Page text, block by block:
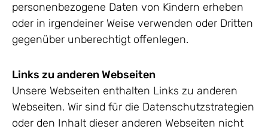
personenbezogene Daten von Kindern erheben
oder in irgendeiner Weise verwenden oder Dritten
gegenüber unberechtigt offenlegen.
Links zu anderen Webseiten
Unsere Webseiten enthalten Links zu anderen
Webseiten. Wir sind für die Datenschutzstrategien
oder den Inhalt dieser anderen Webseiten nicht